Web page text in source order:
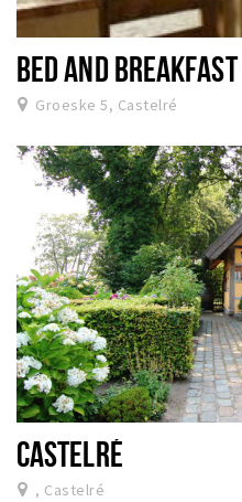
BED AND
Groeske 5, Castelré
CASTELRÉ
, Castelré